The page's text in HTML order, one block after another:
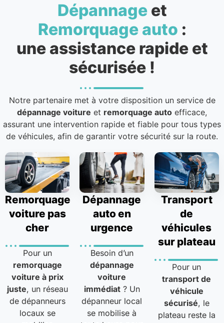
Dépannageet
Remorquage auto :
une assistance rapide et
sécurisée !
Notre partenaire met à votre disposition un service de
dépannage voiture et remorquage auto efficace,
assurant une intervention rapide et fiable pour tous types
de véhicules, afin de garantir votre sécurité sur la route.
Remorquage
voiture pas
cher
Pour un
remorquage
voiture à prix
juste, un réseau
de dépanneurs
locaux se
Dépannage
auto en
urgence
Besoin d’un
dépannage
voiture
immédiat? Un
dépanneur local
se mobilise à
Transport
de
véhicules
sur plateau
Pour un
transport de
véhicule
sécurisé, le
plateau reste la